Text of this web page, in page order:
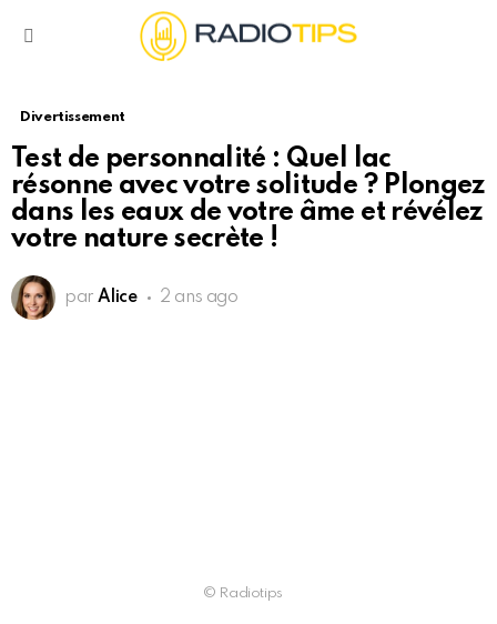
Divertissement
Test de personnalité : Quel lac
résonne avec votre solitude ? Plongez
dans les eaux de votre âme et révélez
votre nature secrète !
par Alice 2 ans ago
© Radiotips